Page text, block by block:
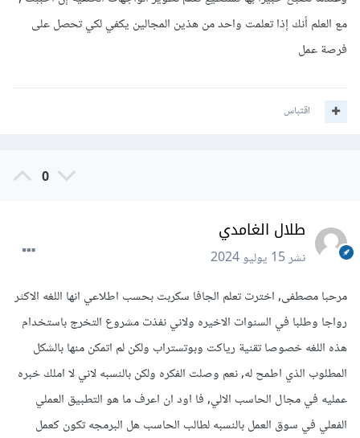
مع العلم أنك إذا تعلمت واحد من هذين المجالين يكفي لكي تحصل على
فرصة عمل
اقتباس
0
طلال الغامدي
نشر15 يوليو 2024
مرحبا مصطفى, اخترت تعلم الجافا سكربت بحسب اطلاعي انها اللغه الاكثر
رواجا وطلبا في السنوات الاخيره ولاني نفذت مشروع التخرج باستخدام
هذه اللغه خصوصا تقنية رياكت وبوتستراب ولكن لم اتمكن منها بالشكل
المطلوب الذي اطمح له, نعم وصلت الفكره ولكن بالنسبه لاني لا املك خبره
عمليه في مجال الحاسب الالي, فا اود ان اعرف ما هو التطبيق العملي
الفعلي في سوق العمل بالنسبه لطالب الحاسب هل البرمجه تكون كعمل